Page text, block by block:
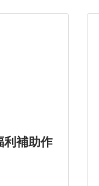
利補助作